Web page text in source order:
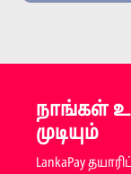
நாங்கள்
முடியும்
LankaPay